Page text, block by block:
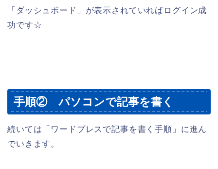
「ダッシュボード」が表示されていればログイン成
功です☆
手順② パソコンで記事を書く
続いては「ワードプレスで記事を書く手順」に進ん
でいきます。